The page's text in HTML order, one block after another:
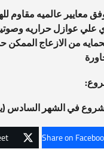
معايير عالميه مقاوم
علي عوازل حراريه
من الازعاج الممكن
في الشهر السادس
Share on